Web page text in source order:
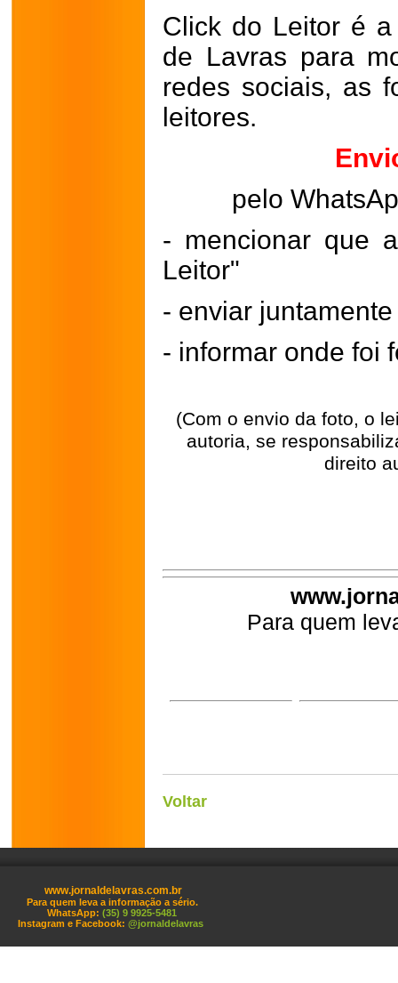
Click do Leitor é
de Lavras para
redes sociais, as
leitores.
pelo
- mencionar que
Leitor"
- enviar
- informar onde foi
(Com o envio da foto, o
autoria, se
direito
Para quem
Voltar
www.jornaldelavras.com.br
Para quem leva a informação a sério.
WhatsApp: (35) 9 9925-5481
Instagram e Facebook: @jornaldelavras